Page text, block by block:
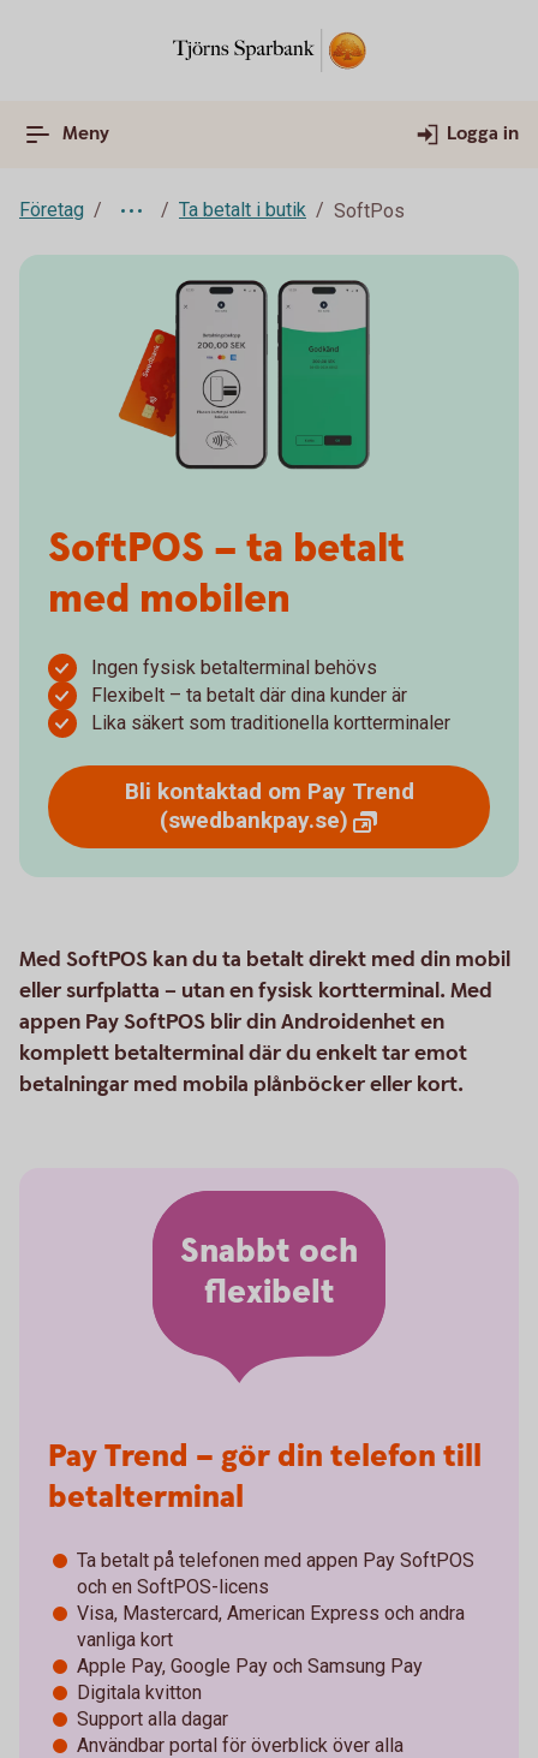
Meny Logga in
Företag Ta betalt i butik SoftPos
SoftPOS – ta betalt
med mobilen
Ingen fysisk betalterminal behövs
Flexibelt – ta betalt där dina kunder är
Lika säkert som traditionella kortterminaler
Bli kontaktad om Pay Trend
(swedbankpay.se)
Med SoftPOS kan du ta betalt direkt med din mobil
eller surfplatta – utan en fysisk kortterminal. Med
appen Pay SoftPOS blir din Androidenhet en
komplett betalterminal där du enkelt tar emot
betalningar med mobila plånböcker eller kort.
Pay Trend – gör din telefon till
betalterminal
Ta betalt på telefonen med appen Pay SoftPOS
och en SoftPOS-licens
Visa, Mastercard, American Express och andra
vanliga kort
Apple Pay, Google Pay och Samsung Pay
Digitala kvitton
Support alla dagar
Användbar portal för överblick över alla
Snabbt och
flexibelt